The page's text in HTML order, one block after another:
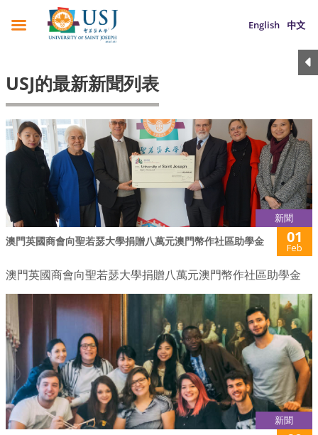
English 中文
USJ的最新新聞列表
新聞
澳門英國商會向聖若瑟大學捐贈八萬元澳門幣作社區助學金 01
Feb
澳門英國商會向聖若瑟大學捐贈八萬元澳門幣作社區助學金
新聞